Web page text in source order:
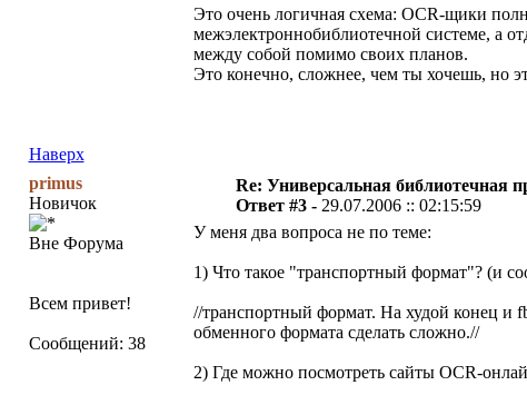
Это очень логичная схема: OCR-щики
межэлектроннобиблиотечной системе, а
между собой помимо своих планов.
Это конечно, сложнее, чем ты хочешь, но
Наверх
primus
Новичок
Вне Форума
Всем привет!
Сообщений: 38
Re: Универсальная библиотечная
Ответ #3 - 29.07.2006 :: 02:15:59
У меня два вопроса не по теме:
1) Что такое "транспортный формат"? (и
//транспортный формат. На худой конец и
обменного формата сделать сложно.//
2) Где можно посмотреть сайты ОСR-